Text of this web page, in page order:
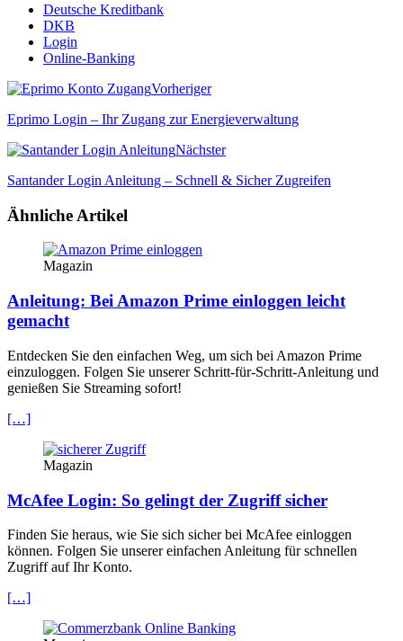
Deutsche Kreditbank
DKB
Login
Online-Banking
Vorheriger
Eprimo Login – Ihr Zugang zur Energieverwaltung
Nächster
Santander Login Anleitung – Schnell & Sicher Zugreifen
Ähnliche Artikel
Magazin
Anleitung: Bei Amazon Prime einloggen leicht
gemacht
Entdecken Sie den einfachen Weg, um sich bei Amazon Prime
einzuloggen. Folgen Sie unserer Schritt-für-Schritt-Anleitung und
genießen Sie Streaming sofort!
[…]
Magazin
McAfee Login: So gelingt der Zugriff sicher
Finden Sie heraus, wie Sie sich sicher bei McAfee einloggen
können. Folgen Sie unserer einfachen Anleitung für schnellen
Zugriff auf Ihr Konto.
[…]